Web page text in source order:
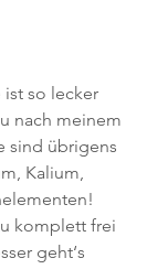
ist so lecker
nach meinem
sind übrigens
Kalium,
komplett frei
geht‘s